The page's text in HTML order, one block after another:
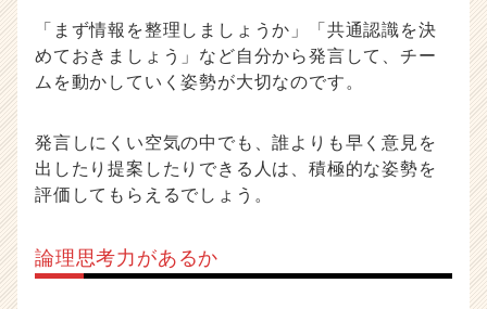
「まず情報を整理しましょうか」「共通認識を決
めておきましょう」など自分から発言して、チー
ムを動かしていく姿勢が大切なのです。
発言しにくい空気の中でも、誰よりも早く意見を
出したり提案したりできる人は、積極的な姿勢を
評価してもらえるでしょう。
論理思考力があるか